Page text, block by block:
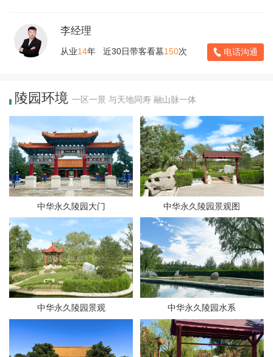
李经理
从业14年 近30日带客看墓150次 电话沟通
陵园环境 一区一景 与天地同寿 融山脉一体
中华永久陵园大门 中华永久陵园景观图
中华永久陵园景观 中华永久陵园水系